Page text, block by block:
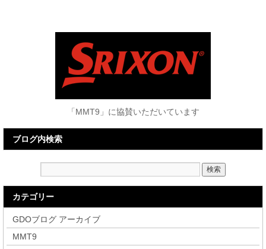
「MMT9」に協賛いただいています
ブログ内検索
カテゴリー
GDOブログ アーカイブ
MMT9